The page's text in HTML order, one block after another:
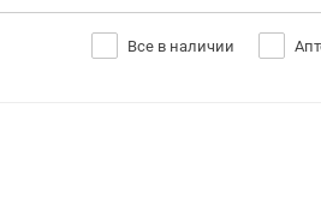
Все в наличии